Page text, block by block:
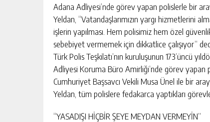
Adana Adliyesi’nde görev yapan polislerle bir
Yeldan, “Vatandaşlarımızın yargı hizmetlerini
işlerin yapılması. Hem polisimiz hem özel
sebebiyet vermemek için dikkatlice çalışıyor”
Türk Polis Teşkilatı’nın kuruluşunun 173’üncü
Adliyesi Koruma Büro Amirliği’nde görev yapan
Cumhuriyet Başsavcı Vekili Musa Ünel ile bir
Yeldan, tüm polislere fedakarca yaptıkları
“YASADIŞI HİÇBİR ŞEYE MEYDAN VERMEYİN”